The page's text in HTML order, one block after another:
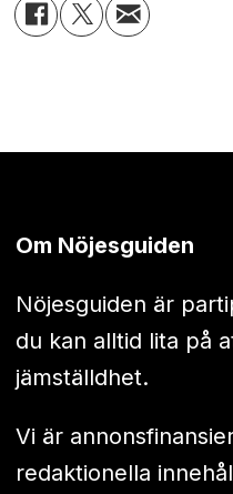
Om Nöjesguiden
Nöjesguiden är
du kan alltid lita på
jämställdhet.
Vi är
redaktionella